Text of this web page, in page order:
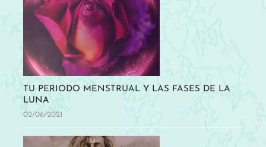
TU PERIODO MENSTRUAL Y LAS FASES DE LA
LUNA
02/06/2021